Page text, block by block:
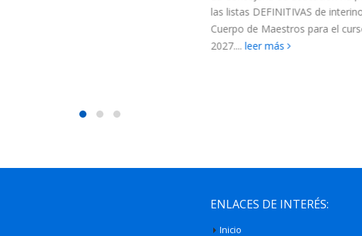
los siguientes colectivos de
(más…) leer más
ENLACES DE INTERÉS:
Inicio